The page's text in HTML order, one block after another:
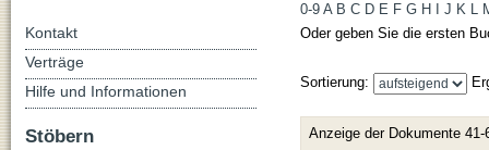
0-9 A B C D E F G H J K L
Oder geben Sie die ersten
Sortierung:
Anzeige der Dokumente 41-
Kontakt
Verträge
Hilfe und Informationen
Stöbern